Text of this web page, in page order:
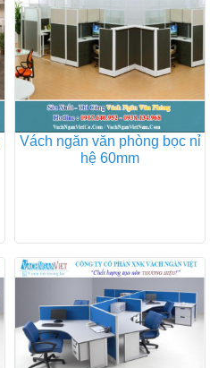
Vách ngăn văn phòng bọc nỉ
hệ 60mm